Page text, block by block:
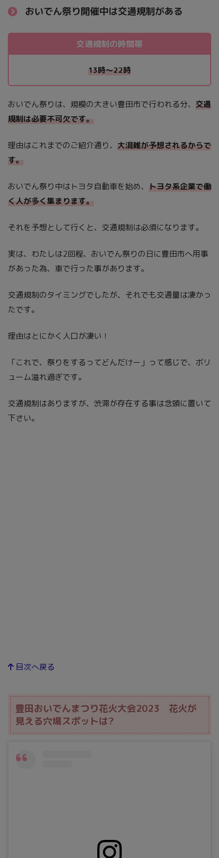
おいでん祭り開催中は交通規制がある
交通規制の時間帯
13時～22時
おいでん祭りは、規模の大きい豊田市で行われる分、 交通
規制は必要不可欠です。
理由はこれまでのご紹介通り、 大混雑が予想されるからで
す。
おいでん祭り中はトヨタ自動車を始め、 トヨタ系企業で働
く人が多く集まります。
それを予想として行くと、交通規制は必須になります。
実は、わたしは2回程、おいでん祭りの日に豊田市へ用事
があった為、車で行った事があります。
交通規制のタイミングでしたが、それでも交通量は凄かっ
たです。
理由はとにかく人口が凄い！
「これで、祭りをするってどんだけー」って感じで、ボリ
ューム溢れ過ぎです。
交通規制はありますが、渋滞が存在する事は念頭に置いて
下さい。
目次へ戻る
豊田おいでんまつり花火大会2023 花火が
見える穴場スポットは?